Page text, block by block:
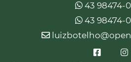
43 98474-
43 98474-